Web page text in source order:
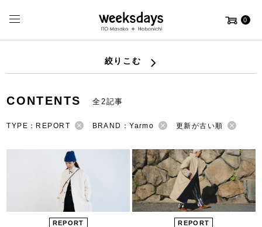
0
絞りこむ
CONTENTS 全2記事
TYPE：REPORT BRAND：Yarmo 更新が古い順
REPORT REPORT